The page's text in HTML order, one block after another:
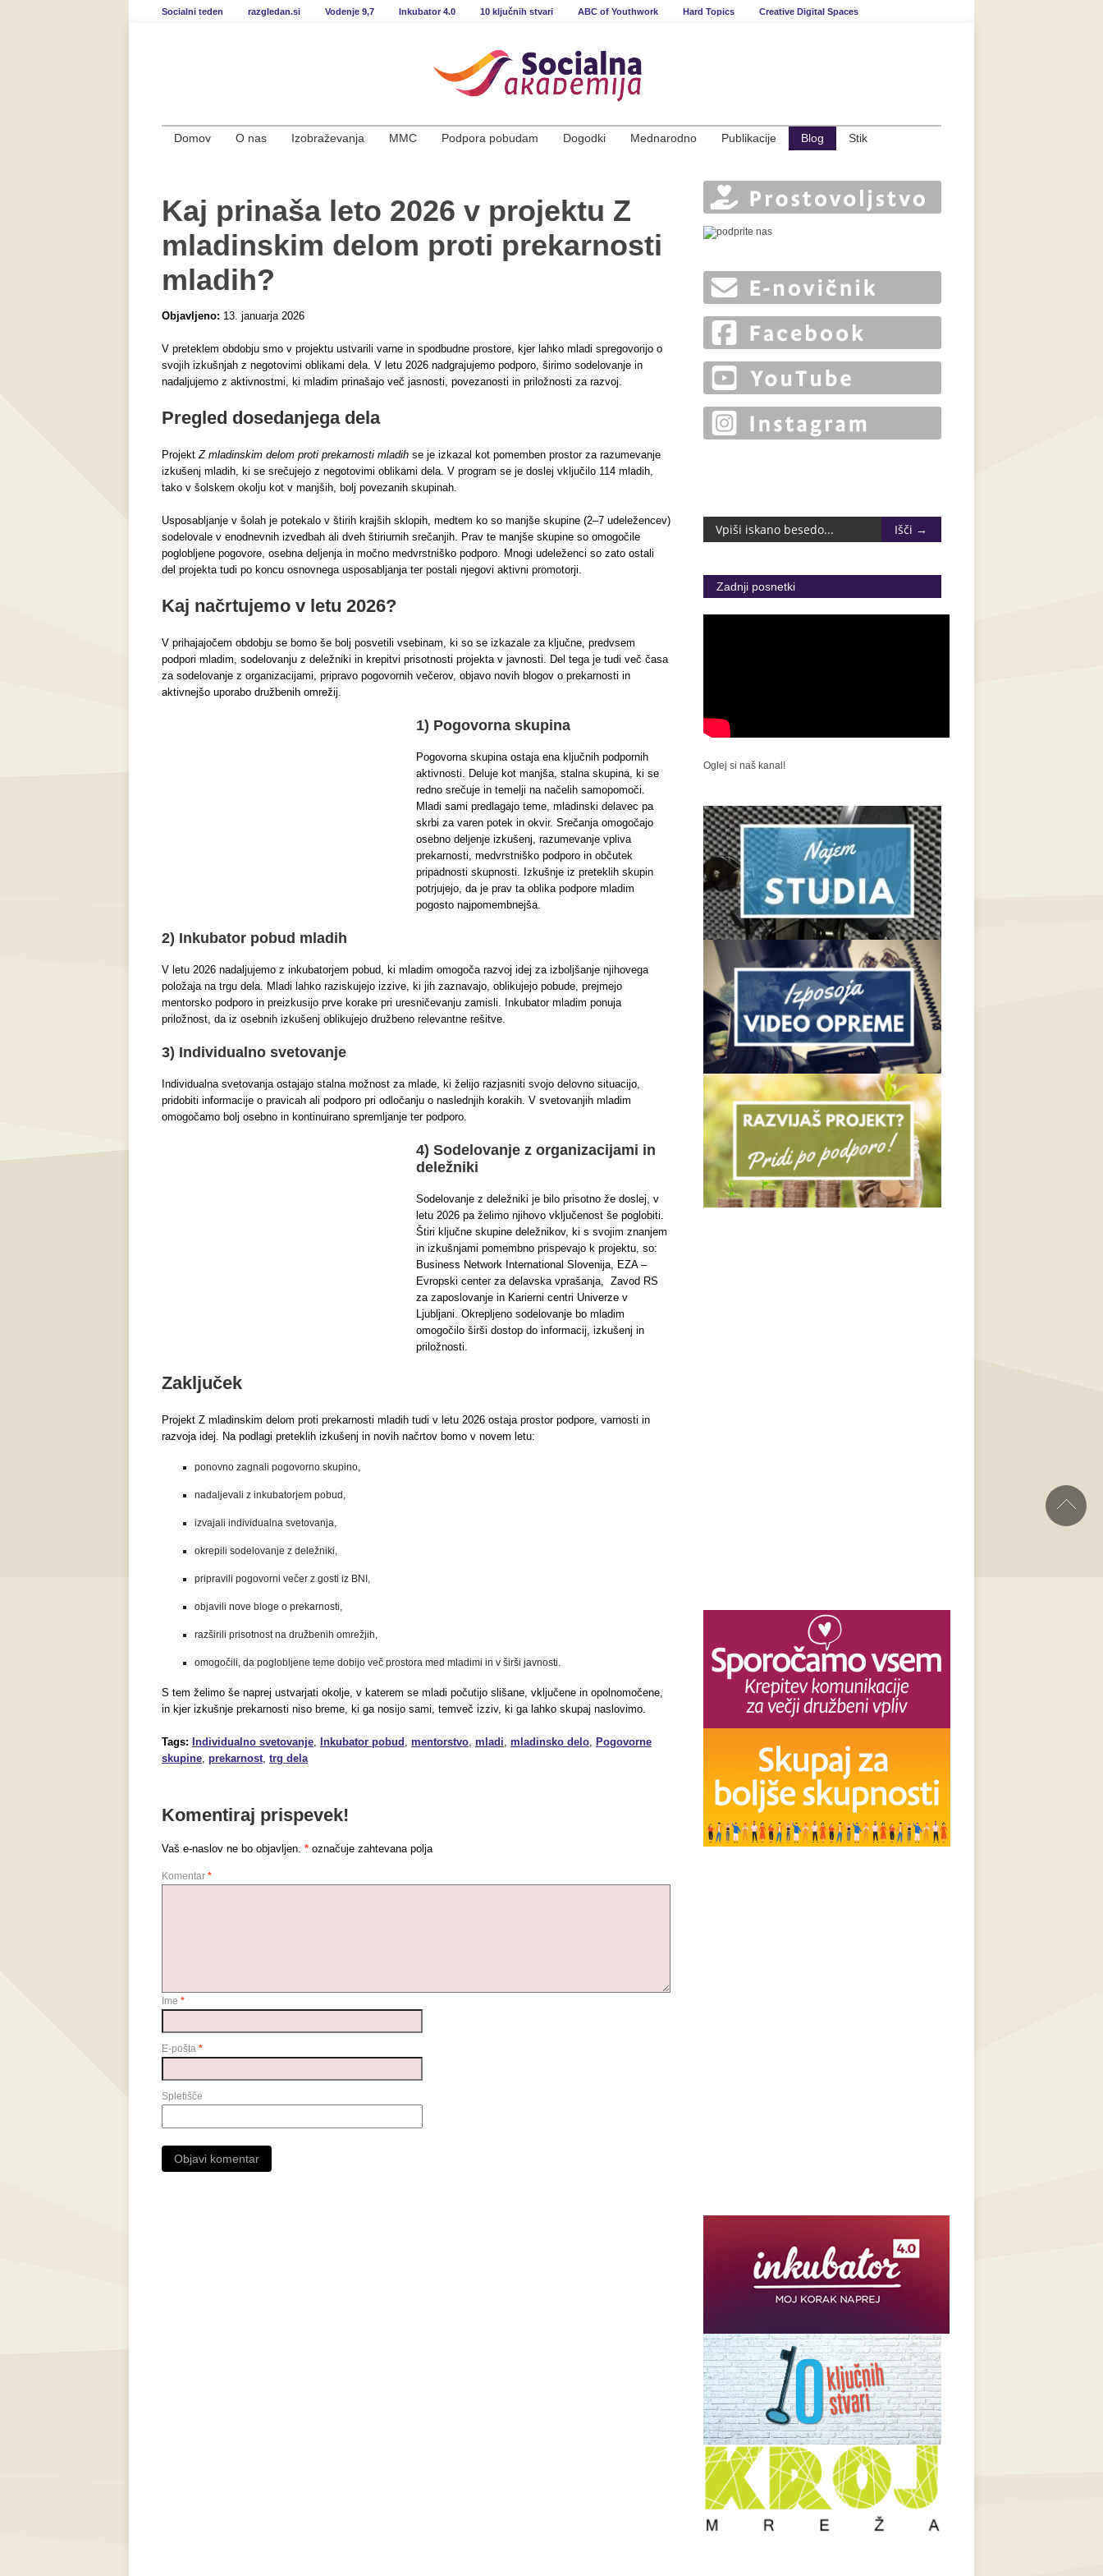
Socialni teden razgledan.si Vodenje 9,7 Inkubator 4.0 10 ključnih stvari ABC of Youthwork Hard Topics Creative Digital Spaces
Domov O nas Izobraževanja MMC Podpora pobudam Dogodki Mednarodno Publikacije Blog Stik
Kaj prinaša leto 2026 v projektu Z
mladinskim delom proti prekarnosti
mladih?
Objavljeno: 13. januarja 2026
V preteklem obdobju smo v projektu ustvarili varne in spodbudne prostore, kjer lahko mladi spregovorijo o
svojih izkušnjah z negotovimi oblikami dela. V letu 2026 nadgrajujemo podporo, širimo sodelovanje in
nadaljujemo z aktivnostmi, ki mladim prinašajo več jasnosti, povezanosti in priložnosti za razvoj.
Pregled dosedanjega dela
Projekt Z mladinskim delom proti prekarnosti mladih se je izkazal kot pomemben prostor za razumevanje
izkušenj mladih, ki se srečujejo z negotovimi oblikami dela. V program se je doslej vključilo 114 mladih,
tako v šolskem okolju kot v manjših, bolj povezanih skupinah.
Usposabljanje v šolah je potekalo v štirih krajših sklopih, medtem ko so manjše skupine (2–7 udeležencev)
sodelovale v enodnevnih izvedbah ali dveh štiriurnih srečanjih. Prav te manjše skupine so omogočile
poglobljene pogovore, osebna deljenja in močno medvrstniško podporo. Mnogi udeleženci so zato ostali
del projekta tudi po koncu osnovnega usposabljanja ter postali njegovi aktivni promotorji.
Kaj načrtujemo v letu 2026?
V prihajajočem obdobju se bomo še bolj posvetili vsebinam, ki so se izkazale za ključne, predvsem
podpori mladim, sodelovanju z deležniki in krepitvi prisotnosti projekta v javnosti. Del tega je tudi več časa
za sodelovanje z organizacijami, pripravo pogovornih večerov, objavo novih blogov o prekarnosti in
aktivnejšo uporabo družbenih omrežij.
1) Pogovorna skupina
Pogovorna skupina ostaja ena ključnih podpornih
aktivnosti. Deluje kot manjša, stalna skupina, ki se
redno srečuje in temelji na načelih samopomoči.
Mladi sami predlagajo teme, mladinski delavec pa
skrbi za varen potek in okvir. Srečanja omogočajo
osebno deljenje izkušenj, razumevanje vpliva
prekarnosti, medvrstniško podporo in občutek
pripadnosti skupnosti. Izkušnje iz preteklih skupin
potrjujejo, da je prav ta oblika podpore mladim
pogosto najpomembnejša.
2) Inkubator pobud mladih
V letu 2026 nadaljujemo z inkubatorjem pobud, ki mladim omogoča razvoj idej za izboljšanje njihovega
položaja na trgu dela. Mladi lahko raziskujejo izzive, ki jih zaznavajo, oblikujejo pobude, prejmejo
mentorsko podporo in preizkusijo prve korake pri uresničevanju zamisli. Inkubator mladim ponuja
priložnost, da iz osebnih izkušenj oblikujejo družbeno relevantne rešitve.
3) Individualno svetovanje
Individualna svetovanja ostajajo stalna možnost za mlade, ki želijo razjasniti svojo delovno situacijo,
pridobiti informacije o pravicah ali podporo pri odločanju o naslednjih korakih. V svetovanjih mladim
omogočamo bolj osebno in kontinuirano spremljanje ter podporo.
4) Sodelovanje z organizacijami in
deležniki
Sodelovanje z deležniki je bilo prisotno že doslej, v
letu 2026 pa želimo njihovo vključenost še poglobiti.
Štiri ključne skupine deležnikov, ki s svojim znanjem
in izkušnjami pomembno prispevajo k projektu, so:
Business Network International Slovenija, EZA –
Evropski center za delavska vprašanja, Zavod RS
za zaposlovanje in Karierni centri Univerze v
Ljubljani. Okrepljeno sodelovanje bo mladim
omogočilo širši dostop do informacij, izkušenj in
priložnosti.
Zaključek
Projekt Z mladinskim delom proti prekarnosti mladih tudi v letu 2026 ostaja prostor podpore, varnosti in
razvoja idej. Na podlagi preteklih izkušenj in novih načrtov bomo v novem letu:
ponovno zagnali pogovorno skupino,
nadaljevali z inkubatorjem pobud,
izvajali individualna svetovanja,
okrepili sodelovanje z deležniki,
pripravili pogovorni večer z gosti iz BNI,
objavili nove bloge o prekarnosti,
razširili prisotnost na družbenih omrežjih,
omogočili, da poglobljene teme dobijo več prostora med mladimi in v širši javnosti.
S tem želimo še naprej ustvarjati okolje, v katerem se mladi počutijo slišane, vključene in opolnomočene,
in kjer izkušnje prekarnosti niso breme, ki ga nosijo sami, temveč izziv, ki ga lahko skupaj naslovimo.
Tags: Individualno svetovanje, Inkubator pobud , mentorstvo, mladi, mladinsko delo, Pogovorne
skupine, prekarnost, trg dela
Komentiraj prispevek!
Vaš e-naslov ne bo objavljen. * označuje zahtevana polja
Komentar *
Ime *
E-pošta *
Spletišče
Zadnji posnetki
Oglej si naš kanal!